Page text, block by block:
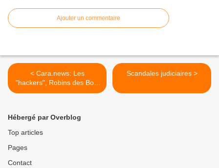
Ajouter un commentaire
< Cara.news: Les
"hackers", Robins des Bois
des temps digitaux !
Scandales judiciaires >
Hébergé par Overblog
Top articles
Pages
Contact